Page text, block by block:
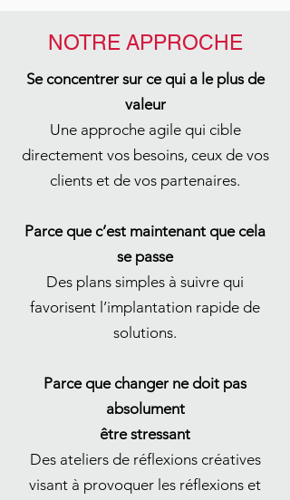
NOTRE APPROCHE
Se concentrer sur ce qui a le plus de
valeur
Une approche agile qui cible
directement vos besoins, ceux de vos
clients et de vos partenaires.
Parce que c’est maintenant que cela
se passe
Des plans simples à suivre qui
favorisent l’implantation rapide de
solutions.
Parce que changer ne doit pas
absolument
être stressant
Des ateliers de réflexions créatives
visant à provoquer les réflexions et